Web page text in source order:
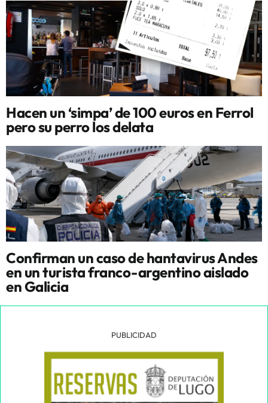
Hacen un ‘simpa’ de 100 euros en Ferrol
pero su perro los delata
Confirman un caso de hantavirus Andes
en un turista franco-argentino aislado
en Galicia
PUBLICIDAD